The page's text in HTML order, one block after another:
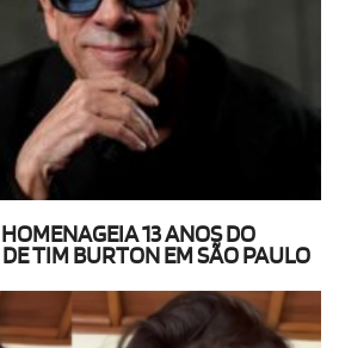
13 ANOS DO
TIM BURTON EM SÃO PAULO